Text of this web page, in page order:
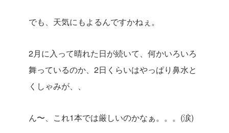
でも、天気にもよるんですかねぇ。
2月に入って晴れた日が続いて、何かいろいろ
舞っているのか、2日くらいはやっぱり鼻水と
くしゃみが、、
ん〜、これ1本では厳しいのかなぁ。。。(涙)